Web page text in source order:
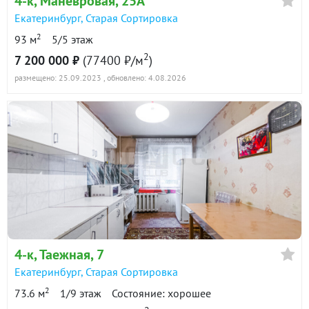
Екатеринбург, Старая Сортировка
93 м2 5/5 этаж
7 200 000 ₽ (77400 ₽/м2)
размещено: 25.09.2023 , обновлено: 4.08.2026
4-к, Таежная, 7
Екатеринбург, Старая Сортировка
73.6 м2 1/9 этаж Состояние: хорошее